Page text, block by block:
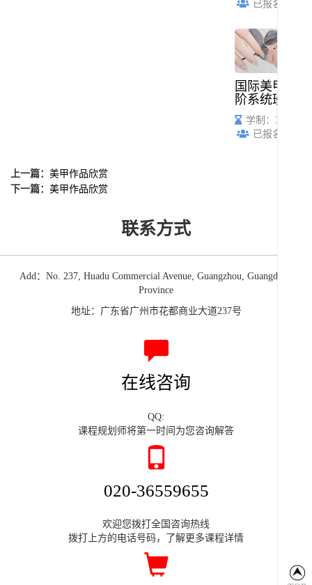
已报名：53
国际美甲高
阶系统班
学制：3个月
已报名：61
上一篇： 美甲作品欣赏
下一篇： 美甲作品欣赏
联系方式
Add：No. 237, Huadu Commercial Avenue, Guangzhou, Guangdong
Province
地址：广东省广州市花都商业大道237号
在线咨询
QQ:
课程规划师将第一时间为您咨询解答
020-36559655
欢迎您拨打全国咨询热线
拨打上方的电话号码，了解更多课程详情